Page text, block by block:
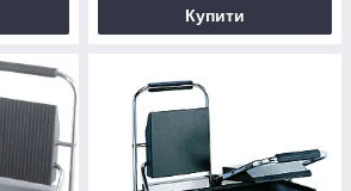
Купити